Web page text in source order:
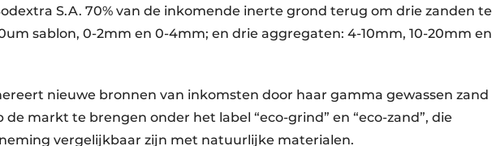
S.A. 70% van de inkomende inerte grond terug om drie zanden te
sablon, 0-2mm en 0-4mm; en drie aggregaten: 4-10mm, 10-20mm en
nieuwe bronnen van inkomsten door haar gamma gewassen zand
markt te brengen onder het label “eco-grind” en “eco-zand”, die
vergelijkbaar zijn met natuurlijke materialen.